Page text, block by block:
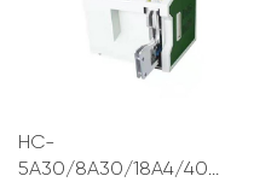
дроту тощо...
HC-
5A30/8A30/18A4/40A80